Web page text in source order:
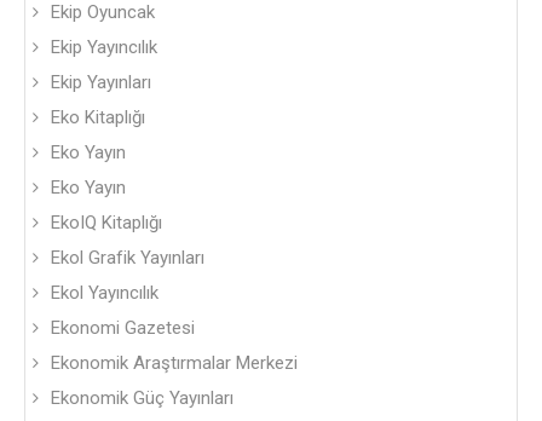
Ekip Oyuncak
Ekip Yayıncılık
Ekip Yayınları
Eko Kitaplığı
Eko Yayın
Eko Yayın
EkoIQ Kitaplığı
Ekol Grafik Yayınları
Ekol Yayıncılık
Ekonomi Gazetesi
Ekonomik Araştırmalar Merkezi
Ekonomik Güç Yayınları